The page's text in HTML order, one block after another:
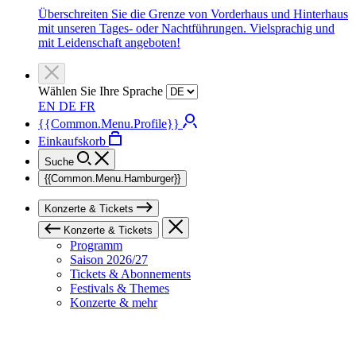
Überschreiten Sie die Grenze von Vorderhaus und Hinterhaus
mit unseren Tages- oder Nachtführungen. Vielsprachig und
mit Leidenschaft angeboten!
Wählen Sie Ihre Sprache
EN DE FR
{{Common.Menu.Profile}}
Einkaufskorb
Suche
{{Common.Menu.Hamburger}}
Konzerte & Tickets
Konzerte & Tickets
Programm
Saison 2026/27
Tickets & Abonnements
Festivals & Themes
Konzerte & mehr